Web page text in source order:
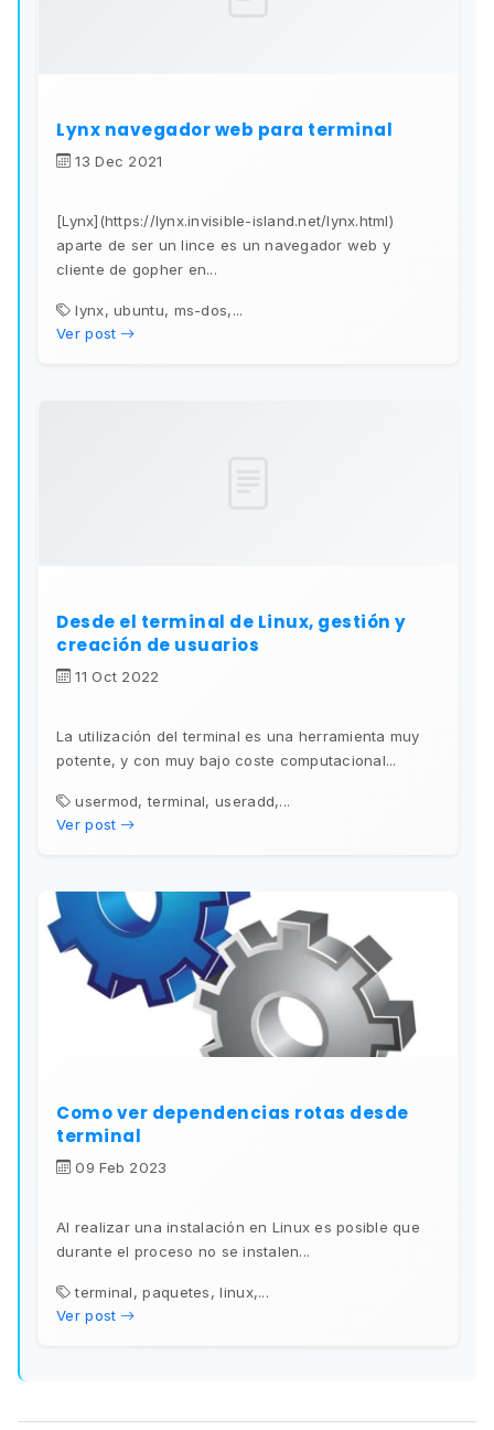
Lynx navegador web para terminal
13 Dec 2021
[Lynx](https://lynx.invisible-island.net/lynx.html)
aparte de ser un lince es un navegador web y
cliente de gopher en...
lynx, ubuntu, ms-dos,...
Ver post
Desde el terminal de Linux, gestión y
creación de usuarios
11 Oct 2022
La utilización del terminal es una herramienta muy
potente, y con muy bajo coste computacional...
usermod, terminal, useradd,...
Ver post
Como ver dependencias rotas desde
terminal
09 Feb 2023
Al realizar una instalación en Linux es posible que
durante el proceso no se instalen...
terminal, paquetes, linux,...
Ver post